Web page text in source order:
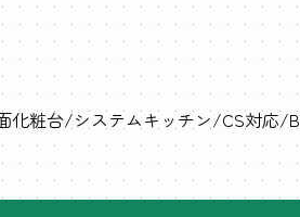
化粧台 システムキッチン CS対応